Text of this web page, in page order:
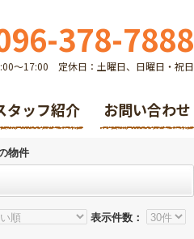
378-7888
～17:00 定休日：土曜日、日曜日・祝日
タッフ紹介 お問い合わせ
物件
表示件数：